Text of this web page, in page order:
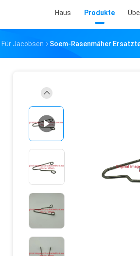
Haus Produkte
Jacobsen Soem-Rasenmäher